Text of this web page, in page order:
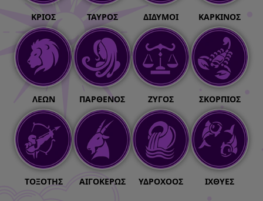
ΚΡΙΌΣ ΤΑΎΡΟΣ ΔΊΔΥΜΟΙ ΚΑΡΚΊΝΟΣ
ΛΈΩΝ ΠΑΡΘΈΝΟΣ ΖΥΓΌΣ ΣΚΟΡΠΙΌΣ
ΤΟΞΌΤΗΣ ΑΙΓΌΚΕΡΩΣ ΥΔΡΟΧΌΟΣ ΙΧΘΎΕΣ